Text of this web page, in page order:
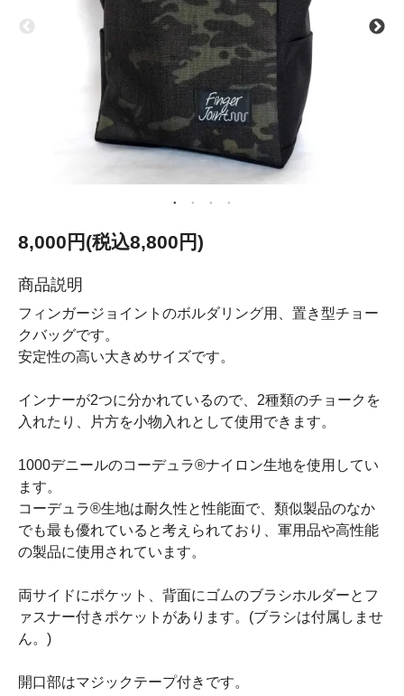
8,000円(税込8,800円)
商品説明
フィンガージョイントのボルダリング用、置き型チョー
クバッグです。
安定性の高い大きめサイズです。
インナーが2つに分かれているので、2種類のチョークを
入れたり、片方を小物入れとして使用できます。
1000デニールのコーデュラ®ナイロン生地を使用してい
ます。
コーデュラ®生地は耐久性と性能面で、類似製品のなか
でも最も優れていると考えられており、軍用品や高性能
の製品に使用されています。
両サイドにポケット、背面にゴムのブラシホルダーとフ
ァスナー付きポケットがあります。(ブラシは付属しませ
ん。)
開口部はマジックテープ付きです。